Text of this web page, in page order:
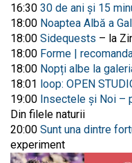
16:30 30 de ani și 15
18:00 Noaptea Albă a
18:00 Sidequests – la
18:00 Forme |
18:00 Nopți albe la
18:01 loop: OPEN
19:00 Insectele și Noi –
Din filele naturii
20:00 Sunt una dintre
experiment